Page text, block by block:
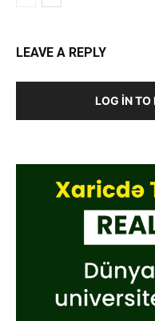
LEAVE A REPLY
LOG IN